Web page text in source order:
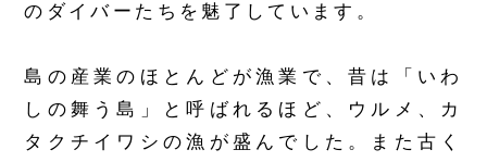
のダイバーたちを魅了しています。
島の産業のほとんどが漁業で、昔は「いわ
しの舞う島」と呼ばれるほど、ウルメ、カ
タクチイワシの漁が盛んでした。また古く